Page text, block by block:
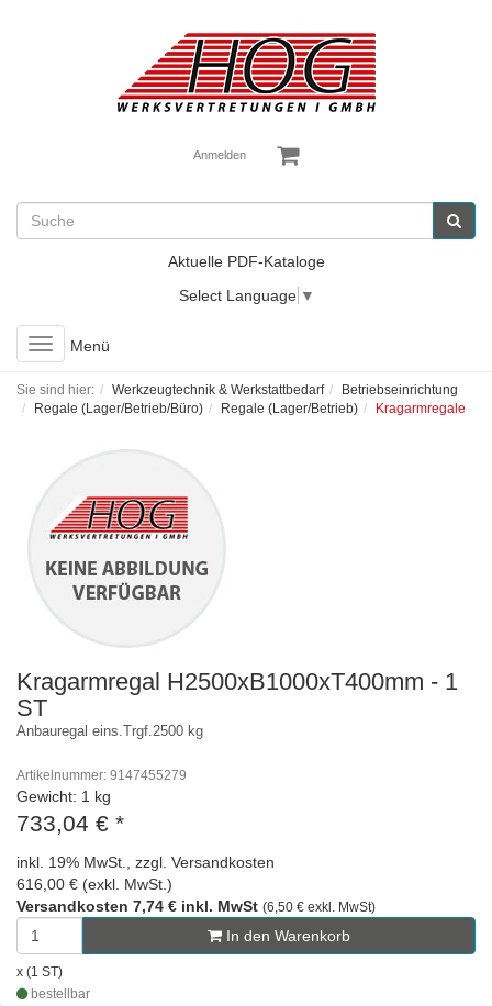
Anmelden
Aktuelle PDF-Kataloge
Select Language ▼
Toggle
navigation
Menü
Sie sind hier: Werkzeugtechnik & Werkstattbedarf
Betriebseinrichtung
Regale (Lager/Betrieb/Büro)
Regale (Lager/Betrieb) Kragarmregale
Kragarmregal H2500xB1000xT400mm - 1
ST
Anbauregal eins.Trgf.2500 kg
Artikelnummer: 9147455279
Gewicht: 1 kg
733,04 € *
inkl. 19% MwSt., zzgl. Versandkosten
616,00 € (exkl. MwSt.)
Versandkosten 7,74 € inkl. MwSt (6,50 € exkl. MwSt)
In den Warenkorb
x (1 ST)
bestellbar